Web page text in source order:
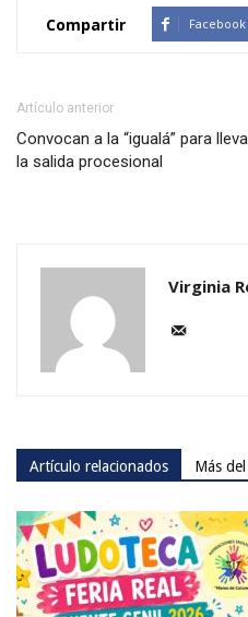
Compartir Facebook
Artículo anterior
Convocan a la “igualá” para
la salida procesional
Virginia
Artículo relacionados Más